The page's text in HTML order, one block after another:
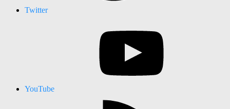
Twitter
YouTube